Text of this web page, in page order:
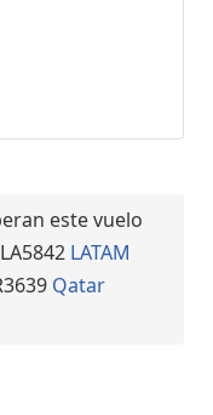
este vuelo
LATAM
Qatar